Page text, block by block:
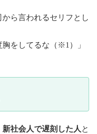
ら言われるセリフとし
胸をしてるな（※1）」
新社会人で遅刻した人 と